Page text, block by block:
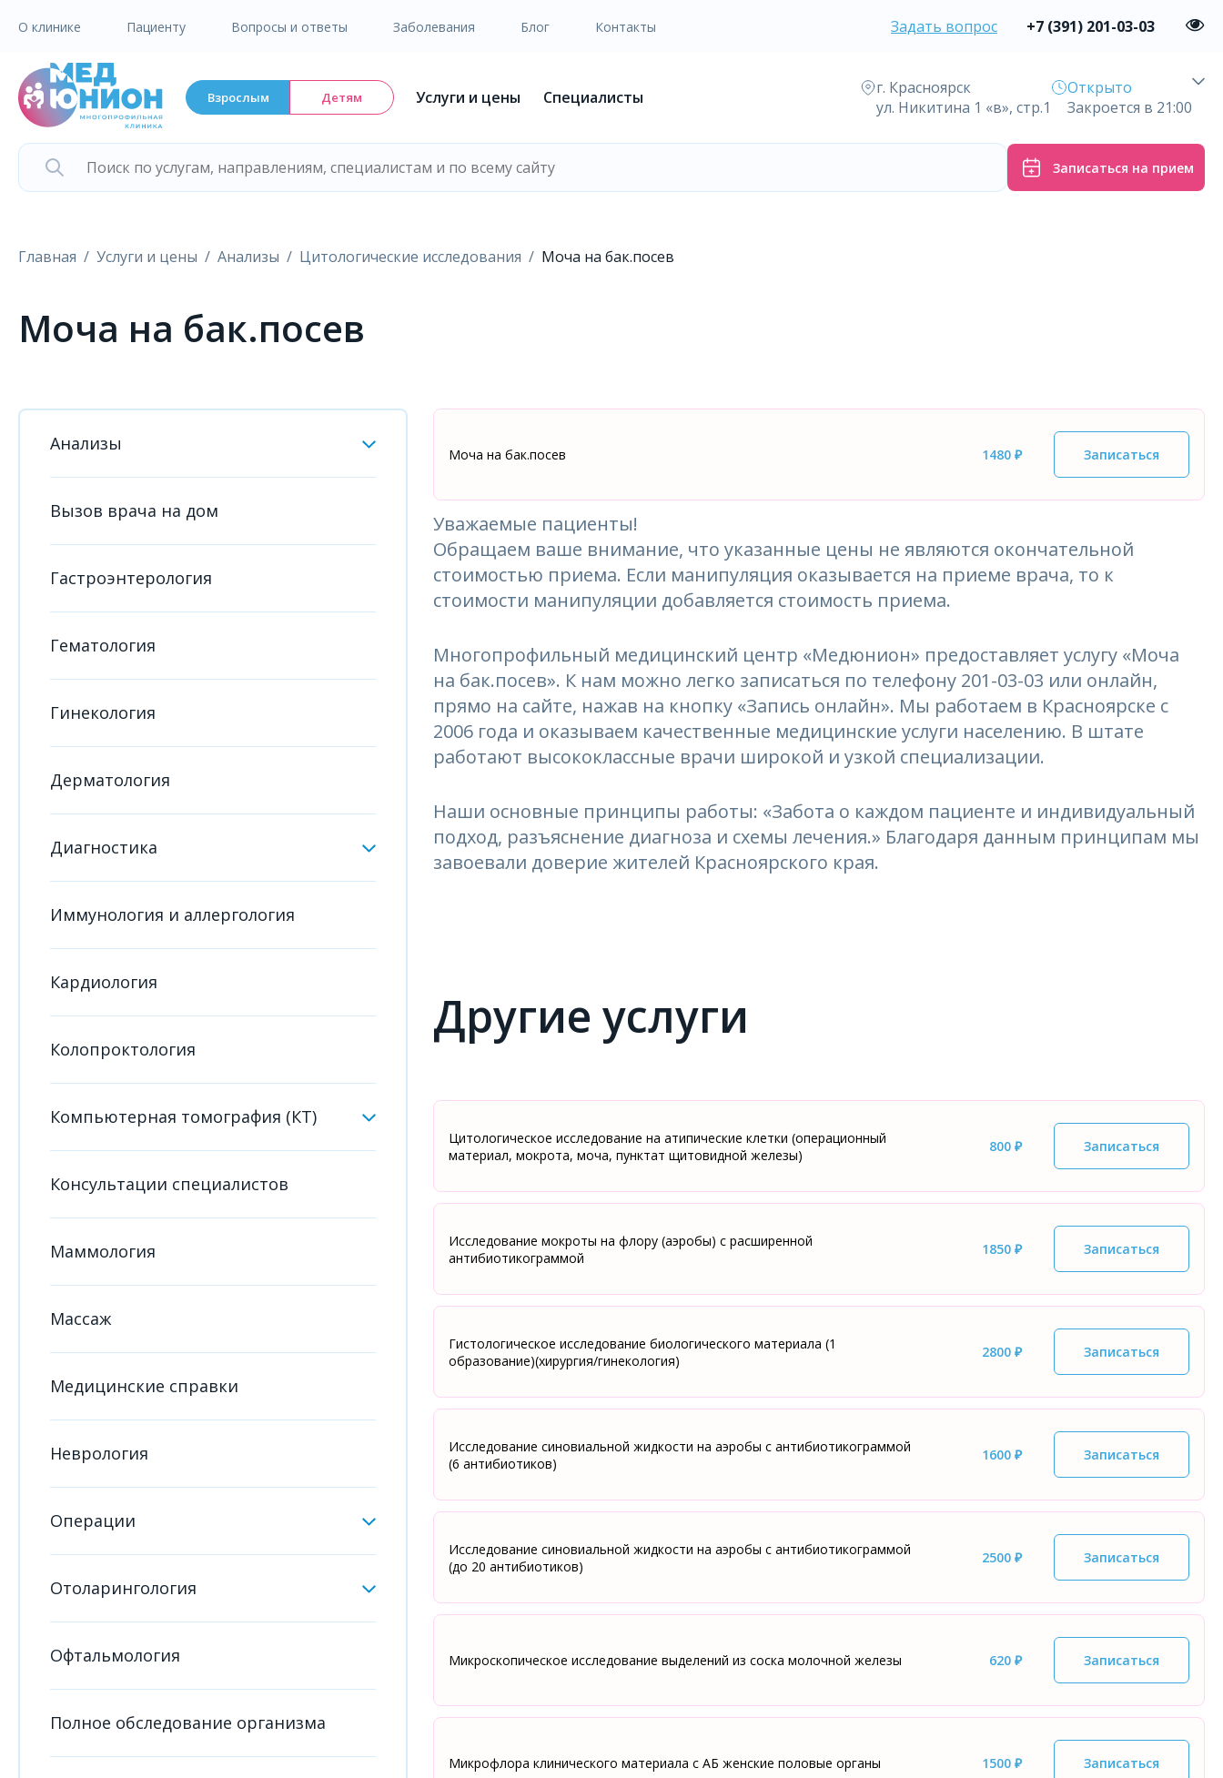
О клинике Пациенту Вопросы и ответы Заболевания Блог Контакты Задать вопрос +7 (391) 201-03-03
Взрослым Детям Услуги и цены Специалисты
г. Красноярск
ул. Никитина 1 «в», стр.1
Открыто
Закроется в 21:00
Записаться на прием
Главная Услуги и цены Анализы Цитологические исследования Моча на бак.посев
Моча на бак.посев
Анализы
Вызов врача на дом
Гастроэнтерология
Гематология
Гинекология
Дерматология
Диагностика
Иммунология и аллергология
Кардиология
Колопроктология
Компьютерная томография (КТ)
Консультации специалистов
Маммология
Массаж
Медицинские справки
Неврология
Операции
Отоларингология
Офтальмология
Полное обследование организма
Моча на бак.посев 1480 ₽ Записаться
Уважаемые пациенты!
Обращаем ваше внимание, что указанные цены не являются окончательной
стоимостью приема. Если манипуляция оказывается на приеме врача, то к
стоимости манипуляции добавляется стоимость приема.
Многопрофильный медицинский центр «Медюнион» предоставляет услугу «Моча
на бак.посев». К нам можно легко записаться по телефону 201-03-03 или онлайн,
прямо на сайте, нажав на кнопку «Запись онлайн». Мы работаем в Красноярске с
2006 года и оказываем качественные медицинские услуги населению. В штате
работают высококлассные врачи широкой и узкой специализации.
Наши основные принципы работы: «Забота о каждом пациенте и индивидуальный
подход, разъяснение диагноза и схемы лечения.» Благодаря данным принципам мы
завоевали доверие жителей Красноярского края.
Другие услуги
Цитологическое исследование на атипические клетки (операционный
материал, мокрота, моча, пунктат щитовидной железы)
800 ₽ Записаться
Исследование мокроты на флору (аэробы) с расширенной
антибиотикограммой
1850 ₽ Записаться
Гистологическое исследование биологического материала (1
образование)(хирургия/гинекология)
2800 ₽ Записаться
Исследование синовиальной жидкости на аэробы с антибиотикограммой
(6 антибиотиков)
1600 ₽ Записаться
Исследование синовиальной жидкости на аэробы с антибиотикограммой
(до 20 антибиотиков)
2500 ₽ Записаться
Микроскопическое исследование выделений из соска молочной железы 620 ₽ Записаться
Микрофлора клинического материала с АБ женские половые органы 1500 ₽ Записаться